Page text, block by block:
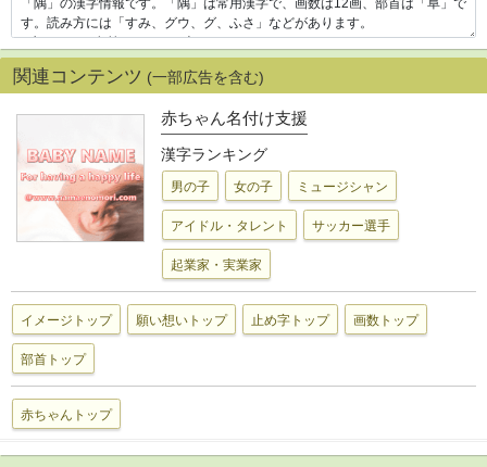
関連コンテンツ (一部広告を含む)
赤ちゃん名付け支援
漢字ランキング
男の子 女の子 ミュージシャン
アイドル・タレント サッカー選手
起業家・実業家
イメージトップ 願い想いトップ 止め字トップ 画数トップ
部首トップ
赤ちゃんトップ